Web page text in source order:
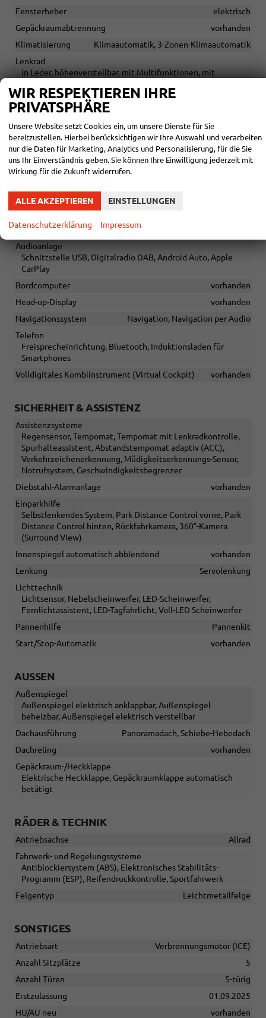
Fensterheber
elektrisch
Gepäckraumabtrennung
vorhanden
Klimatisierung
Klimaautomatik, 3-Zonen-Klimaautomatik
Lenkrad
in Leder, höhenverstellbar, mit Multifunktionen, mit
Sitze
Isofix (Kindersitzbefestigung), Rücksitzbank hinten geteilt,
Sitzheizung, Sportsitze, Isofix Beifahrersitz
Sitze: Lordosenstütze
Fahrer
Sitze: Verstellbarkeit
Elektrisch verstellbarer Fahrersitz, Höhenverstellbarer
INFOTAINMENT & KOMMUNIKATION
Assistenzsysteme
Audioanlage
Schnittstelle USB, Digitalradio DAB, Android Auto, Apple
CarPlay
Bordcomputer
vorhanden
Head-up-Display
vorhanden
Navigationssystem
Navigation, Navigation per Audio
Telefon
Freisprecheinrichtung, Bluetooth, Induktionsladen für
Smartphones
Volldigitales Kombiinstrument (Virtual Cockpit)
vorhanden
SICHERHEIT & ASSISTENZ
Assistenzsysteme
Regensensor, Tempomat, Tempomat mit Lenkradkontrolle,
Spurhalteassistent, Abstandstempomat adaptiv (ACC),
Verkehrzeichenerkennung, Müdigkeitserkennungs-Sensor,
Notrufsystem, Geschwindigkeitsbegrenzer
Diebstahl-Alarmanlage
vorhanden
Einparkhilfe
Selbstlenkendes System, Park Distance Control vorne, Park
Distance Control hinten, Rückfahrkamera, 360°-Kamera
(Surround View)
Innenspiegel automatisch abblendend
vorhanden
Lenkung
Servolenkung
Lichttechnik
Lichtsensor, Nebelscheinwerfer, LED-Scheinwerfer,
Fernlichtassistent, LED-Tagfahrlicht, Voll-LED Scheinwerfer
Pannenhilfe
Pannenkit
Start/Stop-Automatik
vorhanden
AUSSEN
Außenspiegel
Außenspiegel elektrisch anklappbar, Außenspiegel
beheizbar, Außenspiegel elektrisch verstellbar
Dachausführung
Panoramadach, Schiebe-Hebedach
Dachreling
vorhanden
Gepäckraum-/Heckklappe
Elektrische Heckklappe, Gepäckraumklappe automatisch
betätigt
RÄDER & TECHNIK
Antriebsachse
Allrad
Fahrwerk- und Regelungssysteme
Antiblockiersystem (ABS), Elektronisches Stabilitäts-
Programm (ESP), Reifendruckkontrolle, Sportfahrwerk
Felgentyp
Leichtmetallfelge
SONSTIGES
Antriebsart
Verbrennungsmotor (ICE)
Anzahl Sitzplätze
5
Anzahl Türen
5-türig
Erstzulassung
01.09.2025
HU/AU neu
vorhanden
WIR RESPEKTIEREN IHRE
PRIVATSPHÄRE
Unsere Website setzt Cookies ein, um unsere Dienste für Sie
bereitzustellen. Hierbei berücksichtigen wir Ihre Auswahl und verarbeiten
nur die Daten für Marketing, Analytics und Personalisierung, für die Sie
uns Ihr Einverständnis geben. Sie können Ihre Einwilligung jederzeit mit
Wirkung für die Zukunft widerrufen.
ALLE AKZEPTIEREN EINSTELLUNGEN
Datenschutzerklärung Impressum